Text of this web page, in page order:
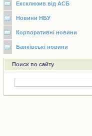
Ексклюзив від АСБ
Новини НБУ
Корпоративні новини
Банківські новини
Поиск по сайту